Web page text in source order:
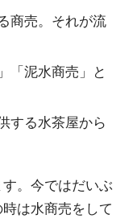
商売。それが流
「泥水商売」と
する水茶屋から
。今ではだいぶ
は水商売をして